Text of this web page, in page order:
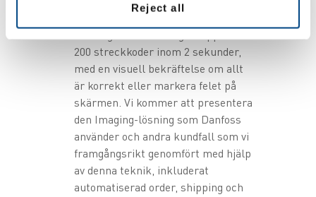
Reject all
massinläsning av streckkoder.
200 streckkoder inom 2 sekunder,
med en visuell bekräftelse om allt
är korrekt eller markera felet på
skärmen. Vi kommer att presentera
den Imaging-lösning som Danfoss
använder och andra kundfall som vi
framgångsrikt genomfört med hjälp
av denna teknik, inkluderat
automatiserad order, shipping och